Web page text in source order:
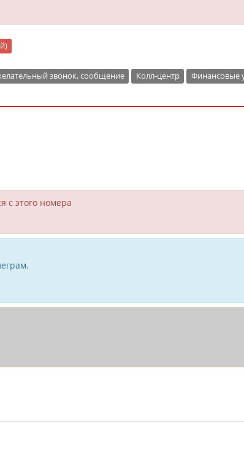
звонок, сообщение Колл-центр Финансовые
с этого номера